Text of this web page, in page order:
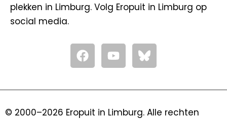
plekken in Limburg. Volg Eropuit in Limburg op
social media.
F
a
c
o
Y
o
u
b
© 2000–2026 Eropuit in Limburg. Alle rechten